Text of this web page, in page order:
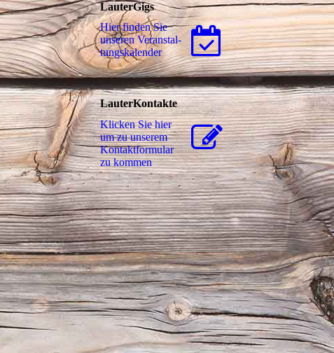
LauterGigs
Hier finden Sie
unseren Ver­an­stal­
tungs­ka­len­der
LauterKontakte
Klicken Sie hier
um zu unserem
Kon­takt­for­mu­lar
zu kommen